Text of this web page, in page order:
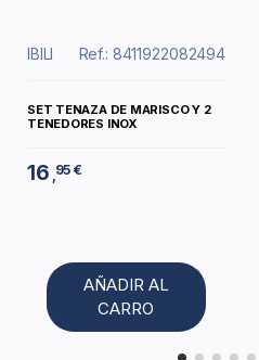
IBILI Ref.: 8411922082494
SET TENAZA DE MARISCO Y 2
TENEDORES INOX
16 ,95 €
AÑADIR AL
CARRO